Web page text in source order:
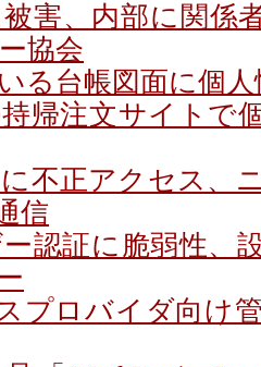
害、内部に関係
協会
る台帳図面に個
帰注文サイトで
不正アクセス、
信
認証に脆弱性、
プロバイダ向け